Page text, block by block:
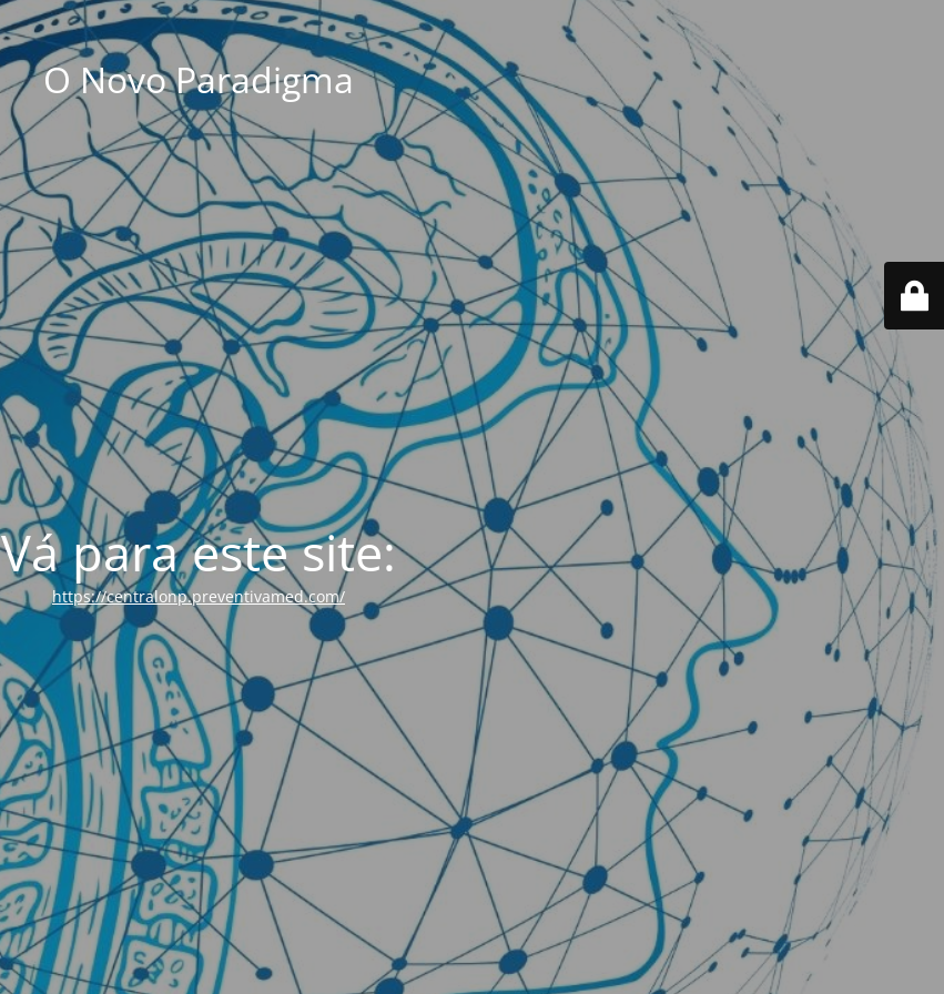
O Novo Paradigma
Vá para este site:
https://centralonp.preventivamed.com/